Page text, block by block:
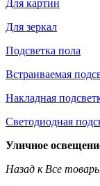
Для картин
Для зеркал
Подсветка пола
Встраиваемая
Накладная
Светодиодная
Уличное
Назад к Все